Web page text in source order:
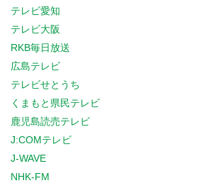
テレビ愛知
テレビ大阪
RKB毎日放送
広島テレビ
テレビせとうち
くまもと県民テレビ
鹿児島読売テレビ
J:COMテレビ
J-WAVE
NHK-FM